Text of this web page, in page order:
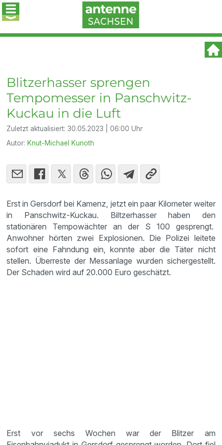
Blitzerhasser sprengen
Tempomesser in Panschwitz-
Kuckau in die Luft
Zuletzt aktualisiert:30.05.2023 | 06:00 Uhr
Autor: Knut-Michael Kunoth
Erst in Gersdorf bei Kamenz, jetzt ein paar Kilometer weiter
in Panschwitz-Kuckau. Biltzerhasser haben den
stationären Tempowächter an der S 100 gesprengt.
Anwohner hörten zwei Explosionen. Die Polizei leitete
sofort eine Fahndung ein, konnte aber die Täter nicht
stellen. Überreste der Messanlage wurden sichergestellt.
Der Schaden wird auf 20.000 Euro geschätzt.
Erst vor sechs Wochen war der Blitzer am